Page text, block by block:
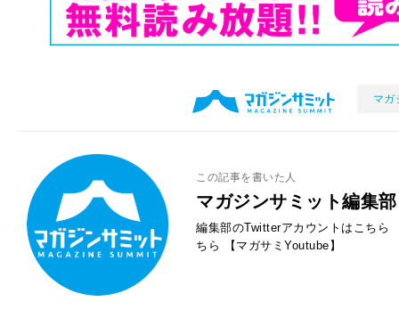
マガ
この記事を書いた人
マガジンサミット編集部
編集部のTwitterアカウントはこちら
ちら
【マガサミYoutube】